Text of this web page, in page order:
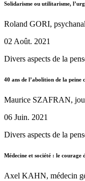
Solidarisme ou utilitarisme,
Roland GORI,
02 Août. 2021
Divers aspects de la
40 ans de l’abolition de la peine
Maurice SZAFRAN,
06 Juin. 2021
Divers aspects de la
Médecine et société : le courage
Axel KAHN, médecin